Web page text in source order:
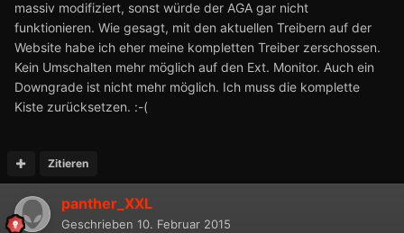
massiv modifiziert, sonst würde der AGA gar nicht
funktionieren. Wie gesagt, mit den aktuellen Treibern auf der
Website habe ich eher meine kompletten Treiber zerschossen.
Kein Umschalten mehr möglich auf den Ext. Monitor. Auch ein
Downgrade ist nicht mehr möglich. Ich muss die komplette
Kiste zurücksetzen. :-(
Zitieren
panther_XXL
Geschrieben 10. Februar 2015